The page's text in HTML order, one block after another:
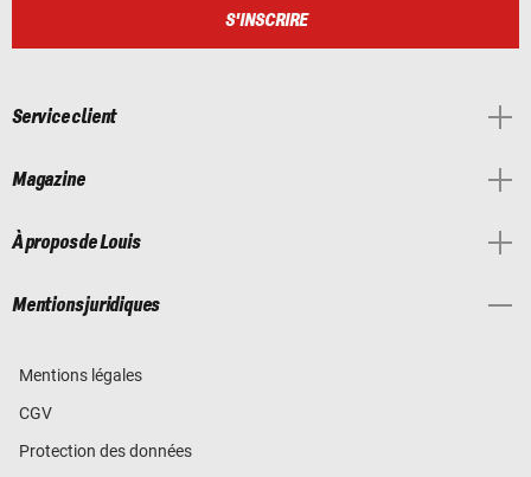
S'INSCRIRE
Service client
Magazine
À propos de Louis
Mentions juridiques
Mentions légales
CGV
Protection des données